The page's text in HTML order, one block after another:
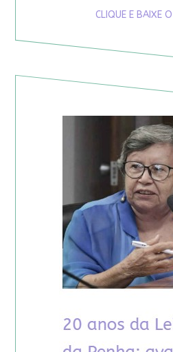
CLIQUE E BAIXE